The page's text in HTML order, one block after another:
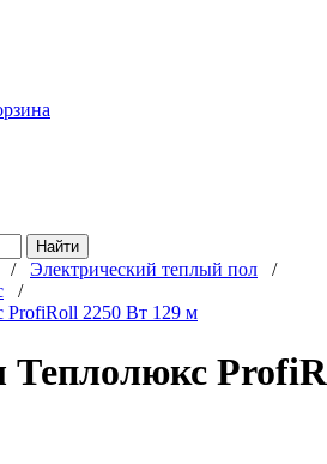
/ Электрический теплый пол /
/
2250 Вт 129 м